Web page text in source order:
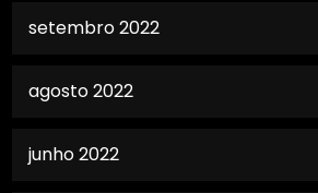
setembro 2022
agosto 2022
junho 2022